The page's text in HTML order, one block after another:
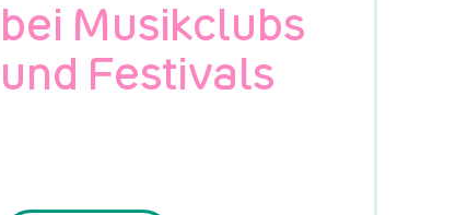
bei Musikclubs
und Festivals